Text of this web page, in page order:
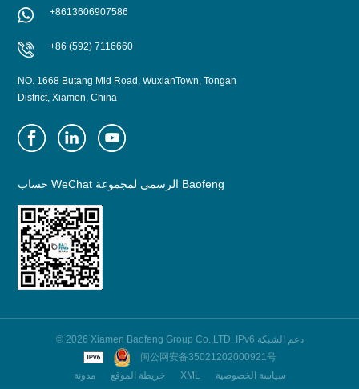
+8613606907586
+86 (592) 7116660
NO. 1668 Butang Mid Road, WuxianTown, Tongan
District, Xiamen, China
حساب WeChat الرسمي لمجموعة Baofeng
© 2026 Xiamen Baofeng Group Co.,LTD. IPv6 دعم الشبكة
闽公网安备35021202000921号
مدونة
خريطة الموقع XML سياسة الخصوصية